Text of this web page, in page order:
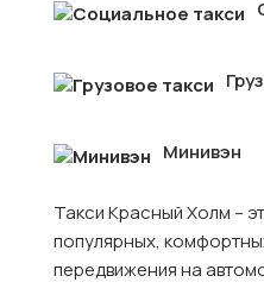
Минивэн
Такси Красный Холм –
популярных,
передвижения на